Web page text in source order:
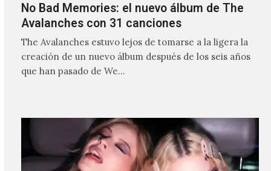
No Bad Memories: el nuevo álbum de The
Avalanches con 31 canciones
The Avalanches estuvo lejos de tomarse a la ligera la
creación de un nuevo álbum después de los seis años
que han pasado de We…